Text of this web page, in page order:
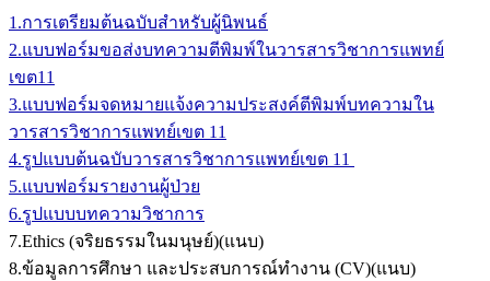
1.การเตรียมต้นฉบับสำหรับผู้นิพนธ์
2.แบบฟอร์มขอส่งบทความตีพิมพ์ในวารสารวิชาการแพทย์
เขต11
3.แบบฟอร์มจดหมายแจ้งความประสงค์ตีพิมพ์บทความใน
วารสารวิชาการแพทย์เขต 11
4.รูปแบบต้นฉบับวารสารวิชาการแพทย์เขต 11
5.แบบฟอร์มรายงานผู้ป่วย
6.รูปแบบบทความวิชาการ
7.Ethics (จริยธรรมในมนุษย์)(แนบ)
8.ข้อมูลการศึกษา และประสบการณ์ทำงาน (CV)(แนบ)